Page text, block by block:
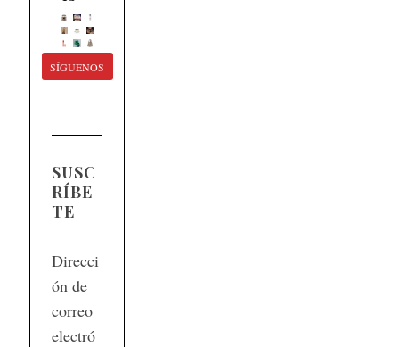
SÍGUENOS
SUSC
RÍBE
TE
Direcci
ón de
correo
electró